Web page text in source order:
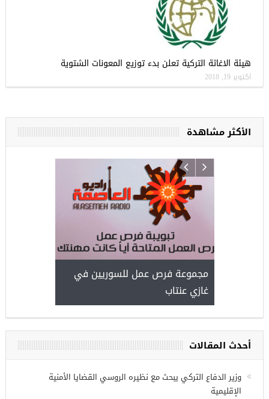
هيئة الاغاثة التركية تعلن بدء توزيع المعونات الشتوية
أكتوبر 19, 2018
الأكثر مشاهدة
مجموعة فرص عمل للسوريين في
غازي عنتاب
أحدث المقالات
وزير الدفاع التركي يبحث مع نظيره الروسي القضايا الأمنية
الإقليمية